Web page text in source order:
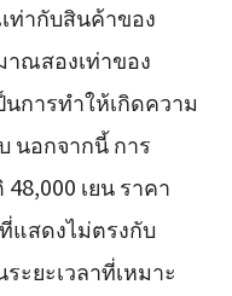
ท่ากับสินค้าของ
ณสองเท่าของ
การทำให้เกิดความ
นอกจากนี้ การ
เยน ราคา
แสดงไม่ตรงกับ
ะยะเวลาที่เหมาะ